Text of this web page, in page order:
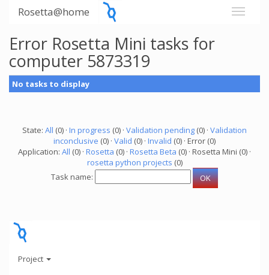
Rosetta@home
Error Rosetta Mini tasks for
computer 5873319
No tasks to display
State: All (0) · In progress (0) · Validation pending (0) · Validation
inconclusive (0) · Valid (0) · Invalid (0) · Error (0)
Application: All (0) · Rosetta (0) · Rosetta Beta (0) · Rosetta Mini (0) ·
rosetta python projects (0)
Task name:
Project